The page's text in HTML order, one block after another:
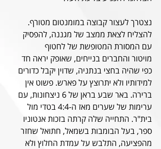
נצטרך לעצור קבוצה במומנטום מטורף.
להצליח לצאת ממצב של מגננה, להפסיק
עם המסורת המטופשת של לחטוף
מויטור והחברים בנייחים, שאופק יראה חד
כפי שהיה בחצי בנתניה, שדוין יקבל כדורים
למידותיו ולא יתרוצץ על פארש. פשוט אין
ברירה. באר שבע בראן של 6 ניצחונות, עם
ערימות של שערים מאז ה-4:4 בטדי מול
בית"ר. התחייה שלה קרתה בזכות אנטוניו
ספר, בעל הבומבות בשמאל, חתואל שחזר
מהפציעה, התלבש על עמדת החלוץ ולא